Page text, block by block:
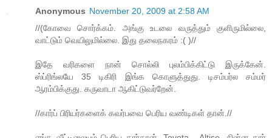
Anonymous November 20, 2009 at 2:58 AM
//(கோவை சொர்க்கம். அங்கு உடலை வருத்தும் குளிருமில்லை,
வாட்டும் வெயிலுமில்லை. இது தலைநகரம் :( )//
இதே வரிகளை நான் சொல்லி புலம்பிக்கிட்டு இருக்கேன்.
ஸ்ப்ரிங்லயே 35 டிகிரி இங்க கொளுத்துது. டிசம்பர்ல சம்மர்
ஆரம்பிக்குது. கருவாடா ஆகிட்டுவர்றேன்.
//கார்ப் பிரியர்களைக் கவர்பவை பெரிய வண்டிகள் தான்.//